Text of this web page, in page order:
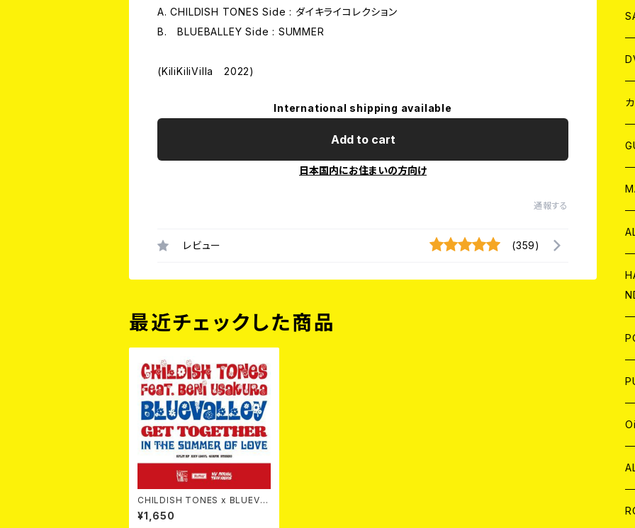
A. CHILDISH TONES Side : ダイキライコレクション
B. BLUEBALLEY Side : SUMMER
(KiliKiliVilla 2022)
International shipping available
Add to cart
日本国内にお住まいの方向け
通報する
レビュー (359)
最近チェックした商品
CHILDISH TONES x BLUEVA
LLEY / (split) SUMMER TOGE
THER 7EP
¥1,650
CD